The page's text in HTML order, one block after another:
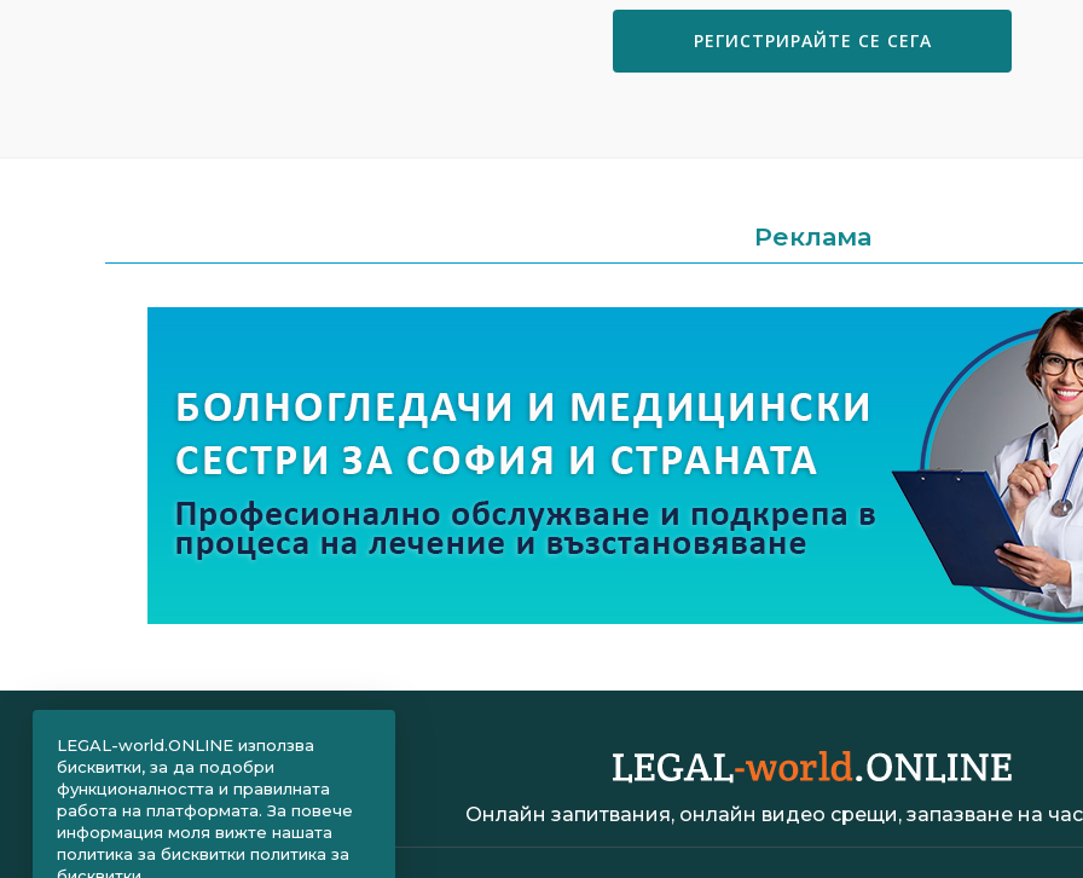
РЕГИСТРИРАЙТЕ СЕ СЕГА
Реклама
Онлайн запитвания, онлайн видео срещи, запазване на
LEGAL-world.ONLINE използва
бисквитки, за да подобри
функционалността и правилната
работа на платформата. За повече
информация моля вижте нашата
политика за бисквитки политика за